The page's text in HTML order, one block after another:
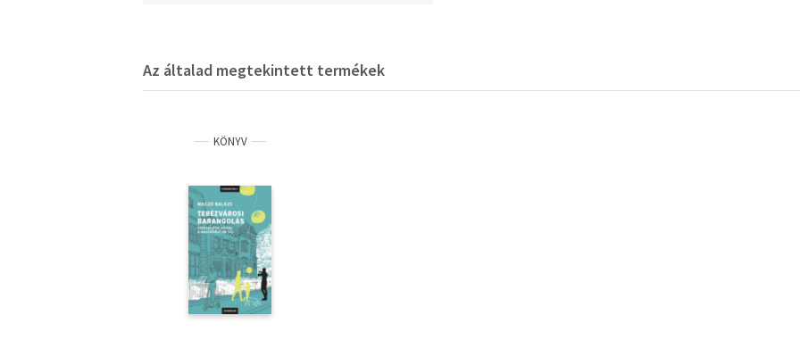
Az általad megtekintett termékek
KÖNYV